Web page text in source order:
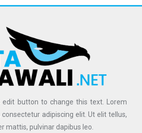
edit button to change this text. Lorem
adipiscing elit. Ut elit tellus,
mattis, pulvinar dapibus leo.